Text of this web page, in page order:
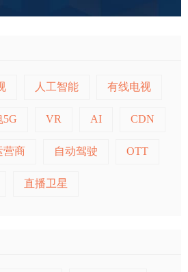
人工智能 有线电视
5G VR AI CDN
营商 自动驾驶 OTT
直播卫星